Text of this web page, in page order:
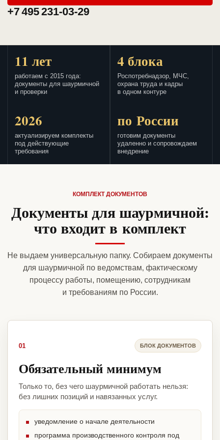
+7 495 231-03-29
11 лет
работаем с 2015 года:
документы для шаурмичной
и проверки
4 блока
Роспотребнадзор, МЧС,
охрана труда и кадры
в одном контуре
2026
актуализируем комплекты
под действующие
требования
по России
готовим документы
удаленно и сопровождаем
внедрение
КОМПЛЕКТ ДОКУМЕНТОВ
Документы для шаурмичной:
что входит в комплект
Не выдаем универсальную папку. Собираем документы
для шаурмичной по ведомствам, фактическому
процессу работы, помещению, сотрудникам
и требованиям по России.
01 БЛОК ДОКУМЕНТОВ
Обязательный минимум
Только то, без чего шаурмичной работать нельзя:
без лишних позиций и навязанных услуг.
уведомление о начале деятельности
программа производственного контроля под